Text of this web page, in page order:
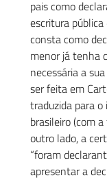
pais como
escritura
consta como
menor já tenha
necessária a
ser feita em
traduzida para
brasileiro (com
outro lado, a
“foram
apresentar a